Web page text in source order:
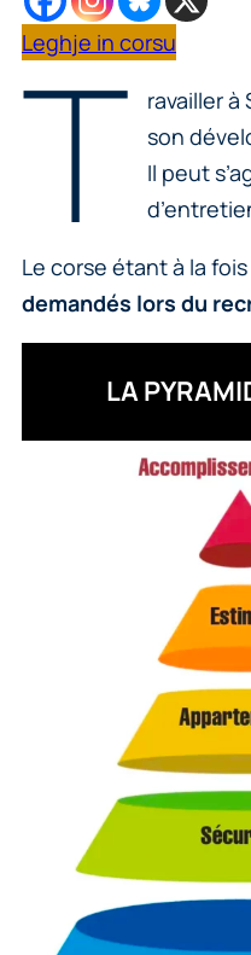
Leghje in corsu
T ravailler à
son
Il peut
Le corse étant à la
demandés lors du
LA